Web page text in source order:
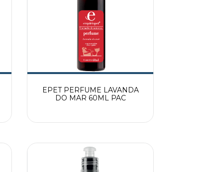
EPET PERFUME LAVANDA
DO MAR 60ML PAC